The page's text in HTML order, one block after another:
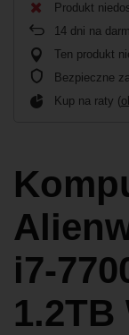
Produkt
14 dni na
Ten produkt
Bezpieczne
Kup na raty (
i7-
1.2TB